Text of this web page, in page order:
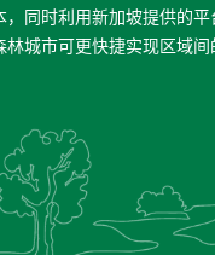
同时利用新加坡提供的平
林城市可更快捷实现区域